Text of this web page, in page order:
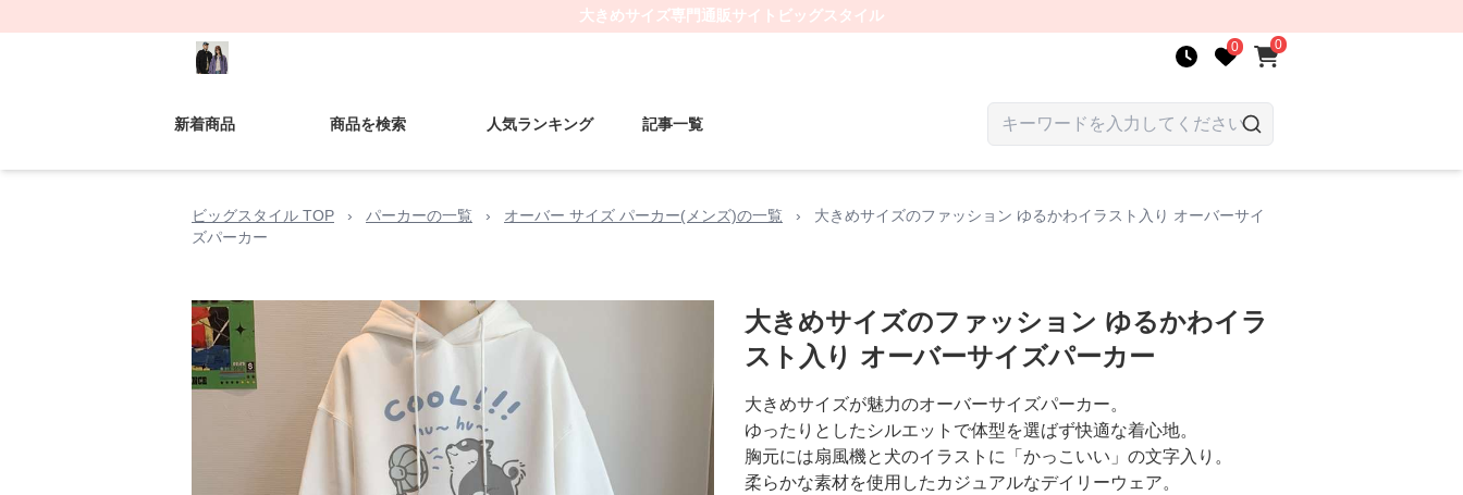
大きめサイズ専門通販サイト ビッグスタイル
0 0
新着商品 商品を検索 人気ランキング 記事一覧
ビッグスタイル TOP › パーカーの一覧 › オーバー サイズ パーカー(メンズ)の一覧 ›
大きめサイズのファッション ゆるかわイラスト入り オーバーサイ
ズパーカー
大きめサイズのファッション ゆるかわイラ
スト入り オーバーサイズパーカー
大きめサイズが魅力のオーバーサイズパーカー。
ゆったりとしたシルエットで体型を選ばず快適な着心地。
胸元には扇風機と犬のイラストに「かっこいい」の文字入り。
柔らかな素材を使用したカジュアルなデイリーウェア。